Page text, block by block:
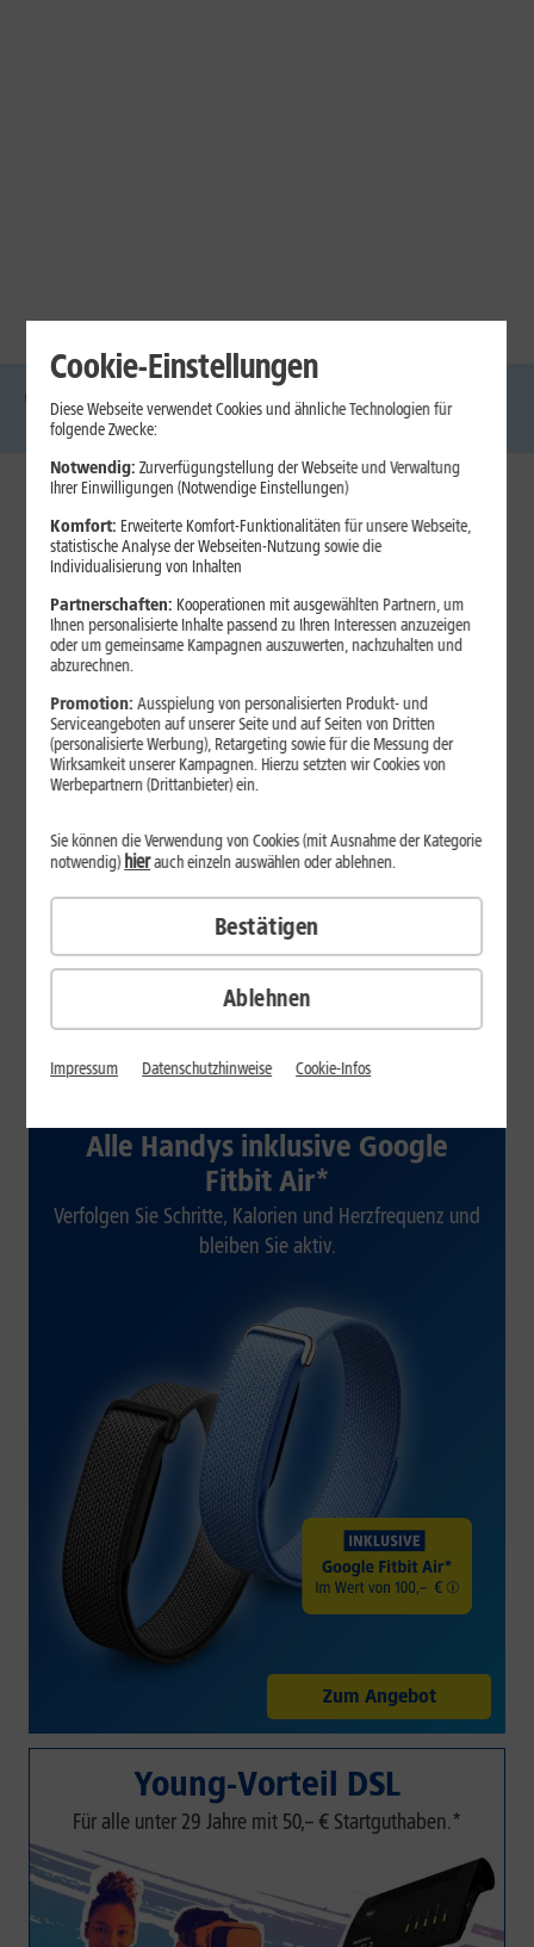
Glasfaser Internet Handys
Mobilfunk-
Laptops
1&1 Internet
Jetzt unterbrechungsfrei ins sehr gute Netz wechseln.
Ohne doppelte Kosten.*
ab 29,99
€/Monat*
Verfügbarkeit prüfen
Alle Handys inklusive Google
Fitbit Air*
Verfolgen Sie Schritte, Kalorien und Herzfrequenz und
bleiben Sie aktiv.
Zum Angebot
Young-Vorteil DSL
Für alle unter 29 Jahre mit 50,– € Startguthaben.*
Cookie-Einstellungen
Diese Webseite verwendet Cookies und ähnliche Technologien für
folgende Zwecke:
Notwendig: Zurverfügungstellung der Webseite und Verwaltung
Ihrer Einwilligungen (Notwendige Einstellungen)
Komfort: Erweiterte Komfort-Funktionalitäten für unsere Webseite,
statistische Analyse der Webseiten-Nutzung sowie die
Individualisierung von Inhalten
Partnerschaften: Kooperationen mit ausgewählten Partnern, um
Ihnen personalisierte Inhalte passend zu Ihren Interessen anzuzeigen
oder um gemeinsame Kampagnen auszuwerten, nachzuhalten und
abzurechnen.
Promotion:Ausspielung von personalisierten Produkt- und
Serviceangeboten auf unserer Seite und auf Seiten von Dritten
(personalisierte Werbung), Retargeting sowie für die Messung der
Wirksamkeit unserer Kampagnen. Hierzu setzten wir Cookies von
Werbepartnern (Drittanbieter) ein.
Ablehnen
Sie können die Verwendung von Cookies (mit Ausnahme der Kategorie
notwendig)hierauch einzeln auswählen oder ablehnen.
Bestätigen
Impressum Datenschutzhinweise Cookie-Infos